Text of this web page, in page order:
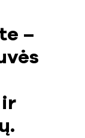
–
ir